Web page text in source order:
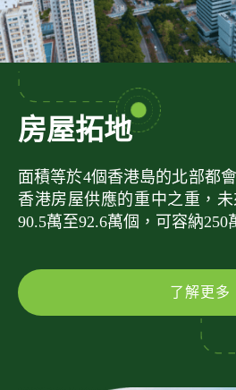
房屋拓地
面積等於4個香港島的北部都
香港房屋供應的重中之重，
90.5萬至92.6萬個，可容納250
了解更多